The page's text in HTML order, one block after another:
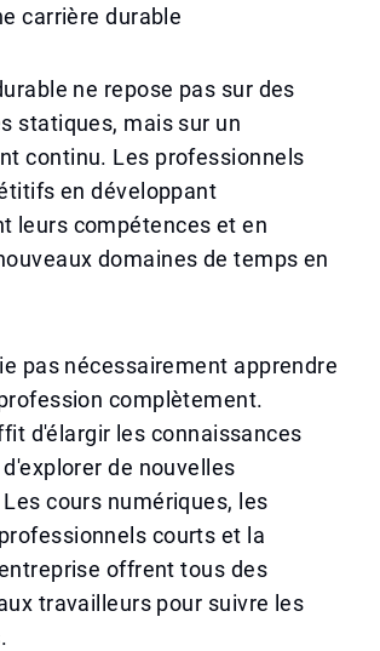
carrière durable
ne repose pas sur des
statiques, mais sur un
continu. Les professionnels
en développant
leurs compétences et en
domaines de temps en
pas nécessairement apprendre
complètement.
d'élargir les connaissances
de nouvelles
cours numériques, les
courts et la
offrent tous des
travailleurs pour suivre les